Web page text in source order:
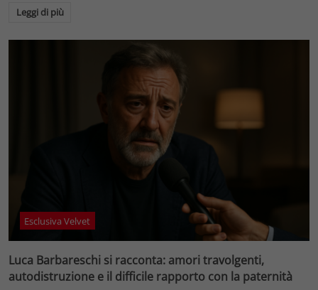
Leggi di più
Esclusiva Velvet
Luca Barbareschi si racconta: amori travolgenti,
autodistruzione e il difficile rapporto con la paternità